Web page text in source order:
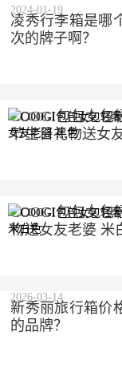
凌秀行李箱是哪
次的牌子啊？
2024-01-19
COOGI包包女包
节生日礼物送女
COOGI包包女包
物送女友老婆 米
新秀丽旅行箱价
的品牌？
2026-03-14